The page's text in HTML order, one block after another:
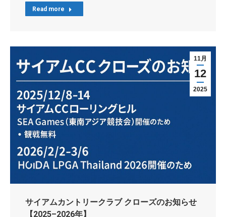
Read more
11月
12
2025
サイアムカントリークラブ クローズのお知らせ
【2025–2026年】